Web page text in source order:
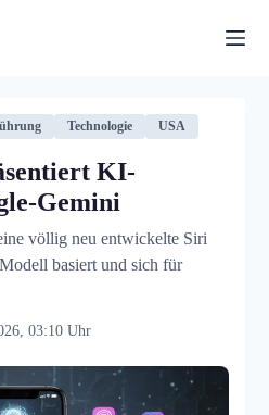
Technologie USA
KI-
Gemini
völlig neu entwickelte Siri
basiert und sich für
03:10 Uhr